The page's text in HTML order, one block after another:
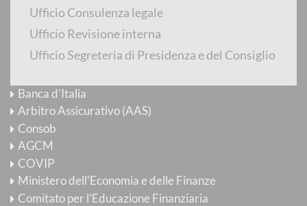
Ufficio Consulenza legale
Ufficio Revisione interna
Ufficio Segreteria di Presidenza e del Consiglio
Flickr
RSS
Banca d’Italia
Arbitro Assicurativo (AAS)
Consob
AGCM
COVIP
Ministero dell'Economia e delle Finanze
Comitato per l'Educazione Finanziaria